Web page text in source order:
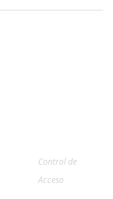
Control de
Acceso